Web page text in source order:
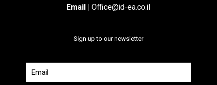
Email | Office@id-ea.co.il
Sign up to our newsletter